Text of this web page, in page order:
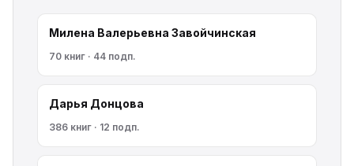
Милена Валерьевна Завойчинская
70 книг · 44 подп.
Дарья Донцова
386 книг · 12 подп.